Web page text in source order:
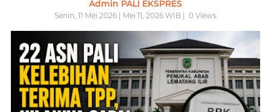
Admin PALI EKSPRES
Senin, 11 Mei 2026 | Mei 11, 2026 WIB | 0 Views